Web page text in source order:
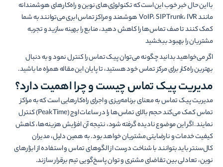
با این حال خبر خوب این است که تکنولوژی‌های نوین و راه‌کارهای هوشمندانه
مانند VoIP، SIP Trunk، IVR هوشمند و مراکز تماس ابری می‌توانند به شما
کمک کنند تا صف تماس‌ها را کاهش دهید، منابع را بهینه سازید و تجربه
مشتریان را بهبود ببخشید
اگر می‌خواهید بدانید چگونه می‌توان پیک تماس را کنترل نمود و به دنبال
بهترین راه‌کار برای مرکز تماس خود هستید، تا پایان این مقاله همراه ما باشید.
مدیریت پیک تماس چیست و چرا اهمیت دارد؟
مدیریت پیک تماس به معنای برنامه‌ریزی و اجرای راه‌کارهایی است که به مراکز
تماس کمک می‌کند حجم بالای تماس‌ها را در ساعات اوج (Peak Time) کنترل
نمایند. اگر این موضوع نادیده گرفته شود، نتیجه آن افزایش هزینه‌ها، کاهش
کیفیت خدمات و نارضایتی مشتریان خواهد بود. به همین دلیل، مدیران
کال‌سنتر باید بتوانند با شناخت درست از الگوهای تماس و استفاده از ابزارهای
نوین، تعادلی بین تقاضای مشتری و توان پاسخ‌گویی تیم برقرار سازند.